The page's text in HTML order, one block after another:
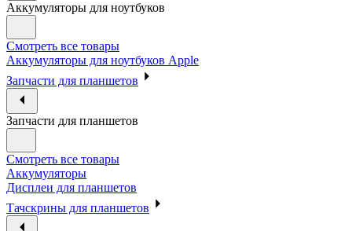
Аккумуляторы для ноутбуков
Смотреть все товары
Аккумуляторы для ноутбуков Apple
Запчасти для планшетов
Запчасти для планшетов
Смотреть все товары
Аккумуляторы
Дисплеи для планшетов
Тачскрины для планшетов